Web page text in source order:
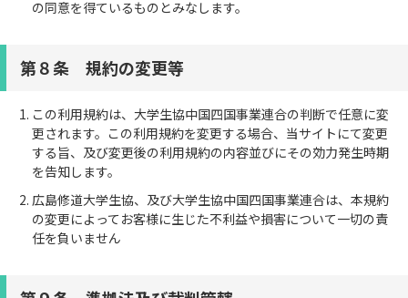
の同意を得ているものとみなします。
第８条 規約の変更等
この利用規約は、大学生協中国四国事業連合の判断で任意に変
更されます。この利用規約を変更する場合、当サイトにて変更
する旨、及び変更後の利用規約の内容並びにその効力発生時期
を告知します。
広島修道大学生協、及び大学生協中国四国事業連合は、本規約
の変更によってお客様に生じた不利益や損害について一切の責
任を負いません